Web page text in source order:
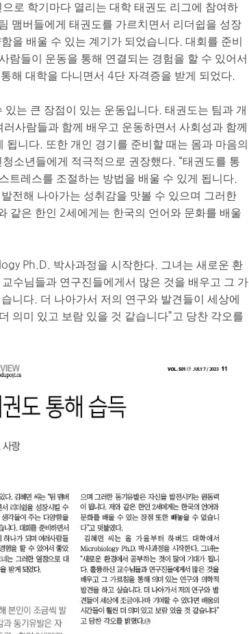
로 학기마다 열리는 대학 태권도 리그에 참여하
맴버들에게 태권도를 가르치면서 리더쉽을 성장
을 배울 수 있는 계기가 되었습니다. 대회를 준비
람들이 운동을 통해 연결되는 경험을 할 수 있어서
해 대학을 다니면서 4단 자격증을 받게 되었다.
는 큰 장점이 있는 운동입니다. 태권도는 팀과 개
사람들과 함께 배우고 운동하면서 사회성과 함께
니다. 또한 개인 경기를 준비할 때는 몸과 마음의
소년들에게 적극적으로 권장했다. “태권도를 통
트레스를 조절하는 방법을 배울 수 있게 됩니다.
전해 나아가는 성취감을 맛볼 수 있으며 그러한
같은 한인 2세에게는 한국의 언어와 문화를 배울
Ph.D. 박사과정을 시작한다. 그녀는 새로운 환
수님들과 연구진들에게서 많은 것을 배우고 그 가
니다. 더 나아가서 저의 연구와 발견들이 세상에
의미 있고 보람 있을 것 같습니다”고 당찬 각오를